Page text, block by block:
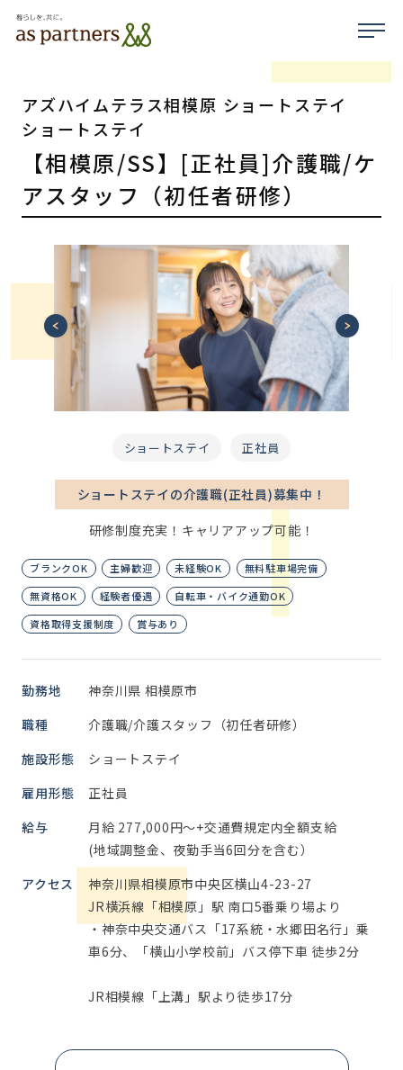
アズハイムテラス相模原 ショートステイ
ショートステイ
【相模原/SS】[正社員]介護職/ケ
アスタッフ（初任者研修）
ショートステイ 正社員
ショートステイの介護職(正社員)募集中！
研修制度充実！キャリアアップ可能！
ブランクOK 主婦歓迎 未経験OK
無料駐車場完備
無資格OK
経験者優遇
自転車・バイク通勤OK
資格取得支援制度
賞与あり
勤務地
神奈川県 相模原市
職種
介護職/介護スタッフ（初任者研修）
施設形態
ショートステイ
雇用形態
正社員
給与
月給 277,000円～+交通費規定内全額支給
(地域調整金、夜勤手当6回分を含む）
アクセス
神奈川県相模原市中央区横山4-23-27
JR横浜線「相模原」駅 南口5番乗り場より
・神奈中央交通バス「17系統・水郷田名行」乗
車6分、「横山小学校前」バス停下車 徒歩2分
JR相模線「上溝」駅より徒歩17分